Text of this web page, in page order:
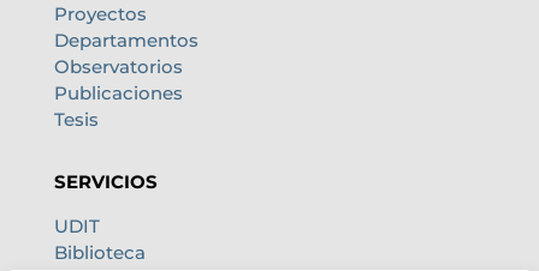
Proyectos
Departamentos
Observatorios
Publicaciones
Tesis
SERVICIOS
UDIT
Biblioteca